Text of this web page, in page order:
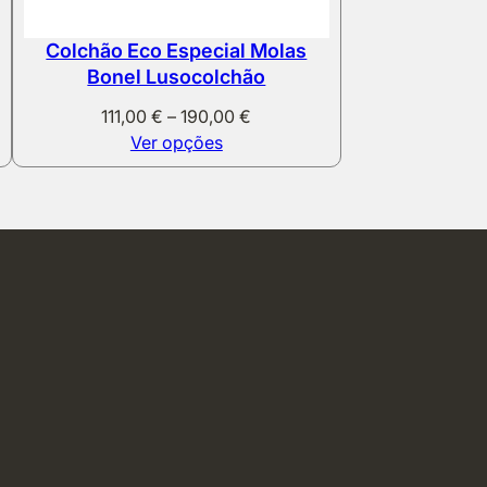
Colchão Eco Especial Molas
Bonel Lusocolchão
111,00€ – 190,00€
111,00 €
Ver opções